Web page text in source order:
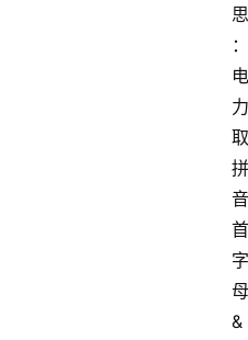
思
：
电
力
取
拼
音
首
字
母
&